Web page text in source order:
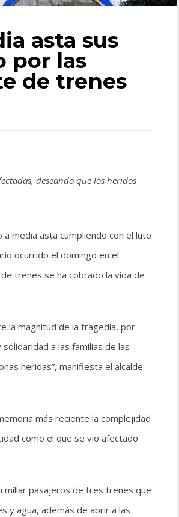
asta sus
por las
de trenes
deseando que los heridos
media asta cumpliendo con el luto
ocurrido el domingo en el
trenes se ha cobrado la vida de
la magnitud de la tragedia, por
a las familias de las
heridas”, manifiesta el alcalde
más reciente la complejidad
como el que se vio afectado
millar pasajeros de tres trenes que
y agua, además de abrir a las